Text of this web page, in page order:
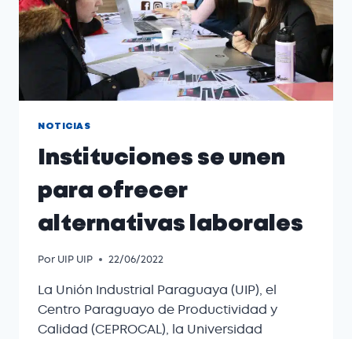
NOTICIAS
Instituciones se unen
para ofrecer
alternativas laborales
Por UIP UIP 22/06/2022
La Unión Industrial Paraguaya (UIP), el
Centro Paraguayo de Productividad y
Calidad (CEPROCAL), la Universidad